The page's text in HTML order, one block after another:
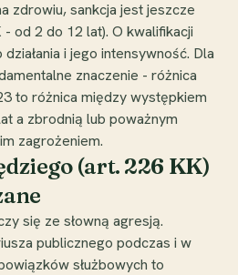
zdrowiu, sankcja jest jeszcze
od 2 do 12 lat). O kwalifikacji
i jego intensywność. Dla
znaczenie - różnica
to różnica między występkiem
a zbrodnią lub poważnym
zagrożeniem.
(art. 226 KK)
się ze słowną agresją.
publicznego podczas i w
służbowych to